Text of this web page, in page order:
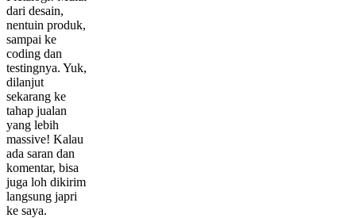
dari desain,
nentuin produk,
sampai ke
coding dan
testingnya. Yuk,
dilanjut
sekarang ke
tahap jualan
yang lebih
massive! Kalau
ada saran dan
komentar, bisa
juga loh dikirim
langsung japri
ke saya.